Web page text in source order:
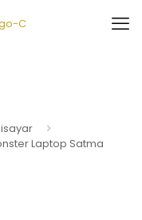
Laptop Satma